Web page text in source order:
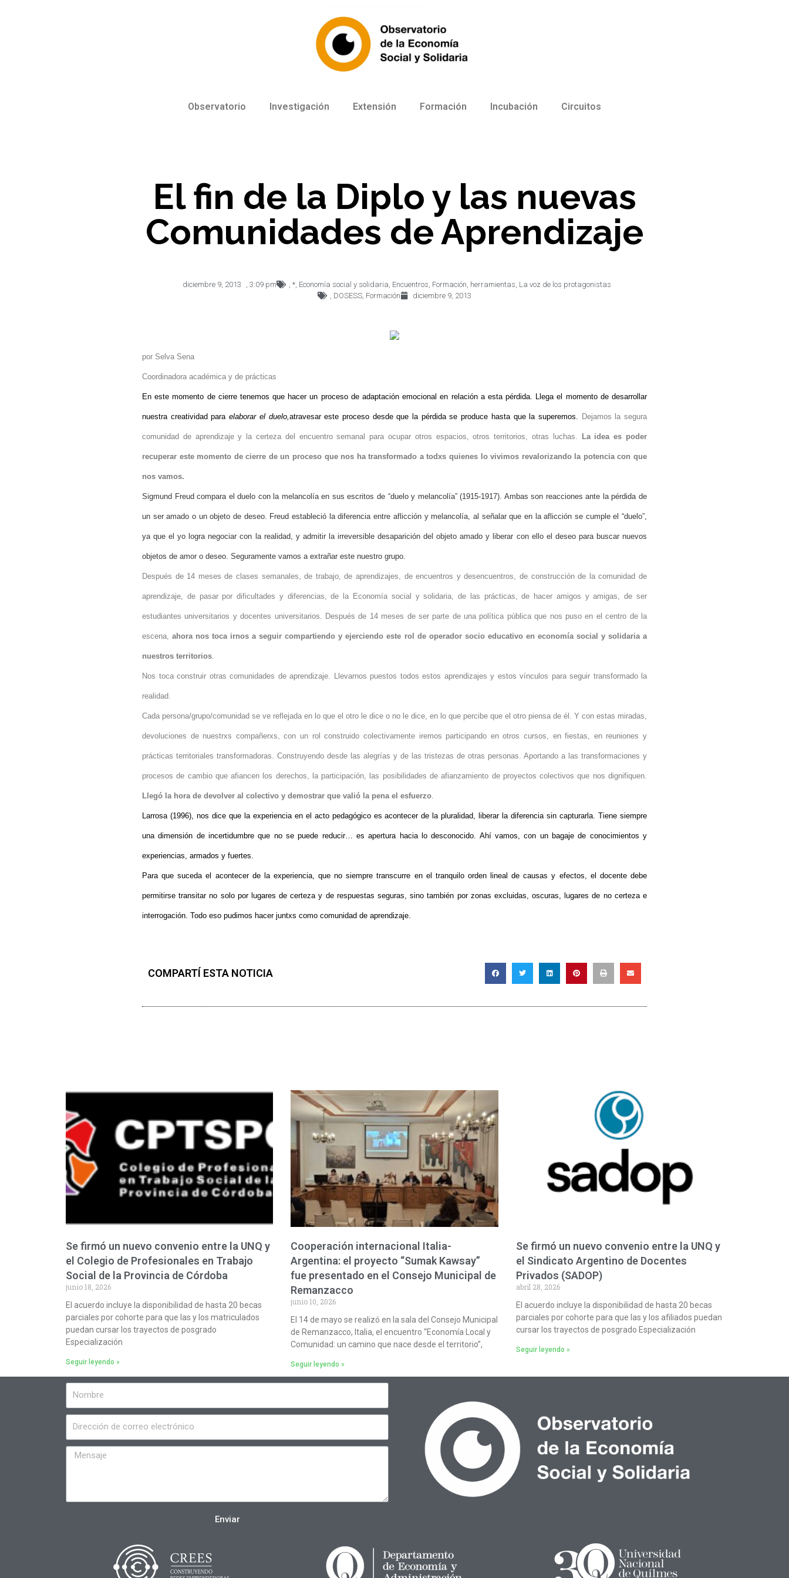
Observatorio Investigación Extensión Formación Incubación Circuitos
El fin de la Diplo y las nuevas
Comunidades de Aprendizaje
diciembre 9, 2013 3:09 pm * Economía social y solidaria Encuentros Formación herramientas La voz de los protagonistas
DOSESS Formación diciembre 9, 2013
por Selva Sena
Coordinadora académica y de prácticas
En este momento de cierre tenemos que hacer un proceso de adaptación emocional en relación a esta pérdida. Llega el momento de desarrollar
nuestra creatividad para elaborar el duelo, atravesar este proceso desde que la pérdida se produce hasta que la superemos. Dejamos la segura
comunidad de aprendizaje y la certeza del encuentro semanal para ocupar otros espacios, otros territorios, otras luchas. La idea es poder
recuperar este momento de cierre de un proceso que nos ha transformado a todxs quienes lo vivimos revalorizando la potencia con que
nos vamos.
Sigmund Freud compara el duelo con la melancolía en sus escritos de “duelo y melancolía” (1915-1917). Ambas son reacciones ante la pérdida de
un ser amado o un objeto de deseo. Freud estableció la diferencia entre aflicción y melancolía, al señalar que en la aflicción se cumple el “duelo”,
ya que el yo logra negociar con la realidad, y admitir la irreversible desaparición del objeto amado y liberar con ello el deseo para buscar nuevos
objetos de amor o deseo. Seguramente vamos a extrañar este nuestro grupo.
Después de 14 meses de clases semanales, de trabajo, de aprendizajes, de encuentros y desencuentros, de construcción de la comunidad de
aprendizaje, de pasar por dificultades y diferencias, de la Economía social y solidaria, de las prácticas, de hacer amigos y amigas, de ser
estudiantes universitarios y docentes universitarios. Después de 14 meses de ser parte de una política pública que nos puso en el centro de la
escena,ahora nos toca irnos a seguir compartiendo y ejerciendo este rol de operador socio educativo en economía social y solidaria a
nuestros territorios
Nos toca construir otras comunidades de aprendizaje. Llevarnos puestos todos estos aprendizajes y estos vínculos para seguir transformado la
realidad.
Cada persona/grupo/comunidad se ve reflejada en lo que el otro le dice o no le dice, en lo que percibe que el otro piensa de él. Y con estas miradas,
devoluciones de nuestrxs compañerxs, con un rol construido colectivamente iremos participando en otros cursos, en fiestas, en reuniones y
prácticas territoriales transformadoras. Construyendo desde las alegrías y de las tristezas de otras personas. Aportando a las transformaciones y
procesos de cambio que afiancen los derechos, la participación, las posibilidades de afianzamiento de proyectos colectivos que nos dignifiquen.
Llegó la hora de devolver al colectivo y demostrar que valió la pena el esfuerzo
Larrosa (1996), nos dice que la experiencia en el acto pedagógico es acontecer de la pluralidad, liberar la diferencia sin capturarla. Tiene siempre
una dimensión de incertidumbre que no se puede reducir… es apertura hacia lo desconocido. Ahí vamos, con un bagaje de conocimientos y
experiencias, armados y fuertes.
Para que suceda el acontecer de la experiencia, que no siempre transcurre en el tranquilo orden lineal de causas y efectos, el docente debe
permitirse transitar no solo por lugares de certeza y de respuestas seguras, sino también por zonas excluidas, oscuras, lugares de no certeza e
interrogación. Todo eso pudimos hacer juntxs como comunidad de aprendizaje.
COMPARTÍ ESTA NOTICIA
Se firmó un nuevo convenio entre la UNQ y
el Colegio de Profesionales en Trabajo
Social de la Provincia de Córdoba
junio 18, 2026
El acuerdo incluye la disponibilidad de hasta 20 becas
parciales por cohorte para que las y los matriculados
puedan cursar los trayectos de posgrado
Especialización
Seguir leyendo »
Cooperación internacional Italia-
Argentina: el proyecto “Sumak Kawsay”
fue presentado en el Consejo Municipal de
Remanzacco
junio 10, 2026
El 14 de mayo se realizó en la sala del Consejo Municipal
de Remanzacco, Italia, el encuentro “Economía Local y
Comunidad: un camino que nace desde el territorio”,
Seguir leyendo »
Se firmó un nuevo convenio entre la UNQ y
el Sindicato Argentino de Docentes
Privados (SADOP)
abril 28, 2026
El acuerdo incluye la disponibilidad de hasta 20 becas
parciales por cohorte para que las y los afiliados puedan
cursar los trayectos de posgrado Especialización
Seguir leyendo »
Enviar